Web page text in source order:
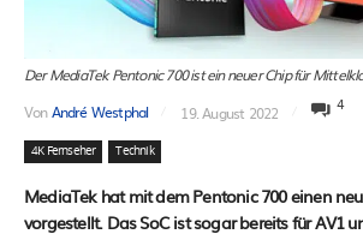
Der MediaTek Pentonic 700 ist ein neuer Chip für
VonAndré Westphal 19. August 2022 4
4K Fernseher Technik
MediaTek hat mit dem Pentonic 700 einen
vorgestellt. Das SoC ist sogar bereits für AV1